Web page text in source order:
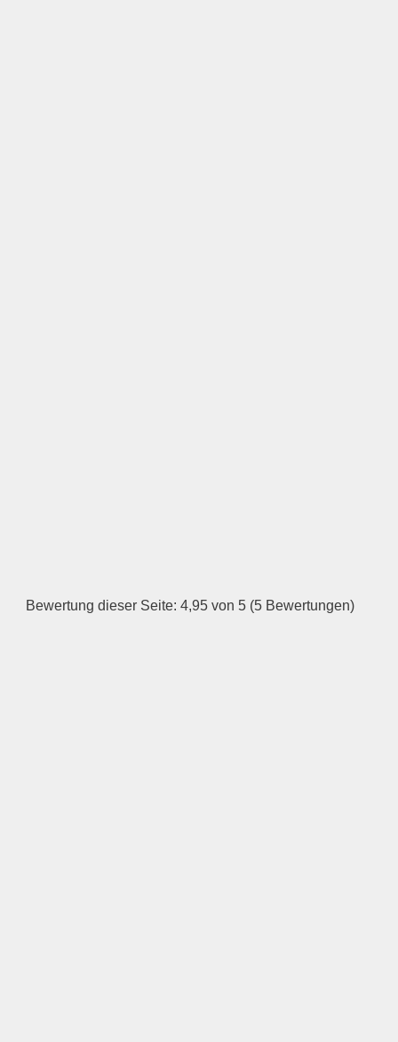
Bewertung dieser Seite: 4,95 von 5 (5 Bewertungen)